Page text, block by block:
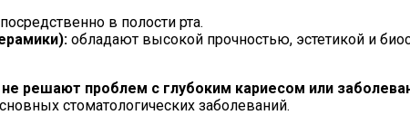
в полости рта.
обладают высокой прочностью, эстетикой и
решают проблем с глубоким кариесом или
стоматологических заболеваний.